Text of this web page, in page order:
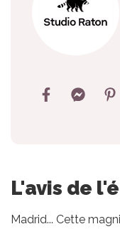
L'avis de
Madrid... Cette